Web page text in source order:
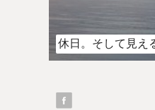
休日。そして見え